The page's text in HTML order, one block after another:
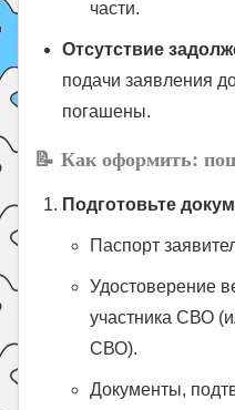
части.
Отсутствие
подачи заявления
погашены.
📝Как оформить:
Подготовьте
Паспорт
Удостоверение
участника СВО
СВО).
Документы,